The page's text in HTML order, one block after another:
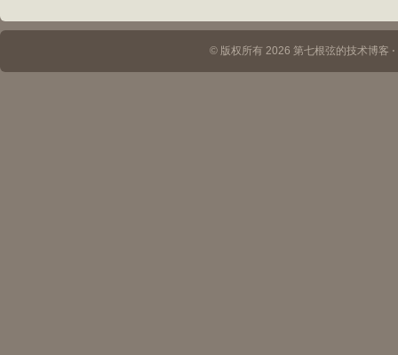
© 版权所有 2026 第七根弦的技术博客